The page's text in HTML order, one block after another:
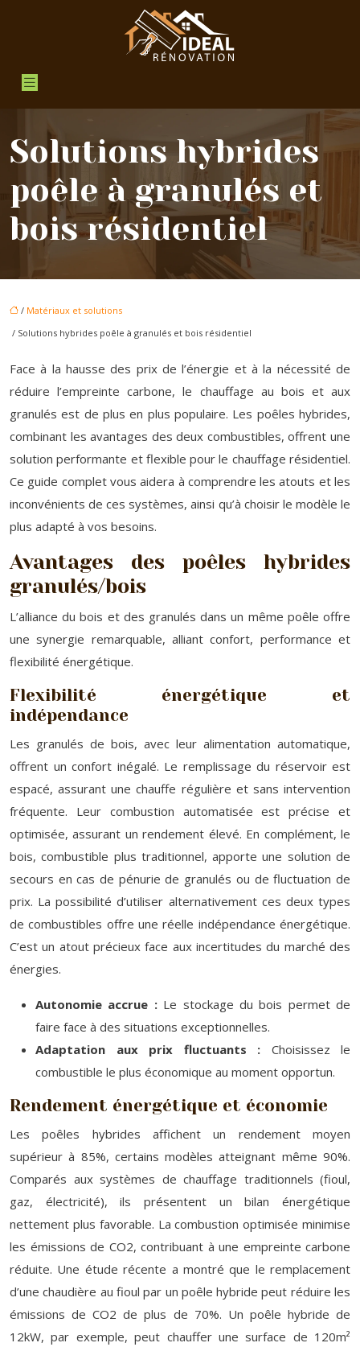
Solutions hybrides
poêle à granulés et
bois résidentiel
/ Matériaux et solutions
/ Solutions hybrides poêle à granulés et bois résidentiel
Face à la hausse des prix de l’énergie et à la nécessité de
réduire l’empreinte carbone, le chauffage au bois et aux
granulés est de plus en plus populaire. Les poêles hybrides,
combinant les avantages des deux combustibles, offrent une
solution performante et flexible pour le chauffage résidentiel.
Ce guide complet vous aidera à comprendre les atouts et les
inconvénients de ces systèmes, ainsi qu’à choisir le modèle le
plus adapté à vos besoins.
Avantages des poêles hybrides
granulés/bois
L’alliance du bois et des granulés dans un même poêle offre
une synergie remarquable, alliant confort, performance et
flexibilité énergétique.
Flexibilité énergétique et
indépendance
Les granulés de bois, avec leur alimentation automatique,
offrent un confort inégalé. Le remplissage du réservoir est
espacé, assurant une chauffe régulière et sans intervention
fréquente. Leur combustion automatisée est précise et
optimisée, assurant un rendement élevé. En complément, le
bois, combustible plus traditionnel, apporte une solution de
secours en cas de pénurie de granulés ou de fluctuation de
prix. La possibilité d’utiliser alternativement ces deux types
de combustibles offre une réelle indépendance énergétique.
C’est un atout précieux face aux incertitudes du marché des
énergies.
Autonomie accrue : Le stockage du bois permet de
faire face à des situations exceptionnelles.
Adaptation aux prix fluctuants : Choisissez le
combustible le plus économique au moment opportun.
Rendement énergétique et économie
Les poêles hybrides affichent un rendement moyen
supérieur à 85%, certains modèles atteignant même 90%.
Comparés aux systèmes de chauffage traditionnels (fioul,
gaz, électricité), ils présentent un bilan énergétique
nettement plus favorable. La combustion optimisée minimise
les émissions de CO2, contribuant à une empreinte carbone
réduite. Une étude récente a montré que le remplacement
d’une chaudière au fioul par un poêle hybride peut réduire les
émissions de CO2 de plus de 70%. Un poêle hybride de
12kW, par exemple, peut chauffer une surface de 120m²